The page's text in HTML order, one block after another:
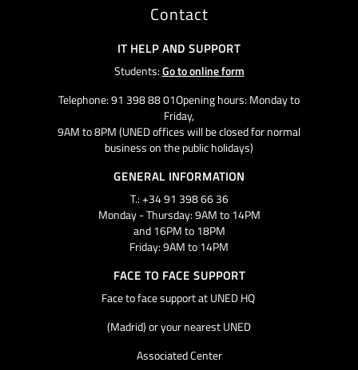
Contact
IT HELP AND SUPPORT
Students:Go to online form
Telephone: 91 398 88 01Opening hours: Monday to
Friday,
9AM to 8PM (UNED offices will be closed for normal
business on the public holidays)
GENERAL INFORMATION
T.: +34 91 398 66 36
Monday - Thursday: 9AM to 14PM
and 16PM to 18PM
Friday: 9AM to 14PM
FACE TO FACE SUPPORT
Face to face support at UNED HQ
(Madrid) or your nearest UNED
Associated Center